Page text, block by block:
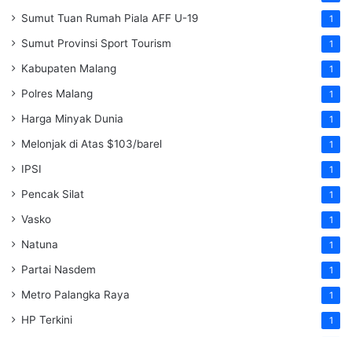
Sumut Tuan Rumah Piala AFF U-19 1
Sumut Provinsi Sport Tourism 1
Kabupaten Malang 1
Polres Malang 1
Harga Minyak Dunia 1
Melonjak di Atas $103/barel 1
IPSI 1
Pencak Silat 1
Vasko 1
Natuna 1
Partai Nasdem 1
Metro Palangka Raya 1
HP Terkini 1